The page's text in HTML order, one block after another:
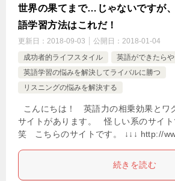
世界の果てまで…じゃないですが
語学習方法はこれだ！
更新日： 2018-09-03 公開日： 2018-01-04
成功者的ライフスタイル
英語ができたら
英語学習の悩みを解決してライバルに勝つ
リスニングの悩みを解決する
こんにちは！ 英語力の相乗効果とワ
サイトがあります。 怪しい系のサイト
笑 こちらのサイトです。 ↓↓↓ http://
続きを読む